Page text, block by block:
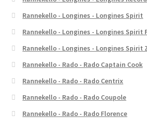
Rannekello - Longines - Longines Spirit
Rannekello - Longines - Longines Spirit
Rannekello - Longines - Longines Spirit
Rannekello - Rado - Rado Captain Cook
Rannekello - Rado - Rado Centrix
Rannekello - Rado - Rado Coupole
Rannekello - Rado - Rado Florence